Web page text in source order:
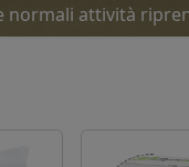
normali attività
Due mesi